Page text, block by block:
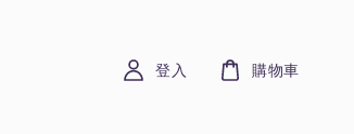
登入 購物車